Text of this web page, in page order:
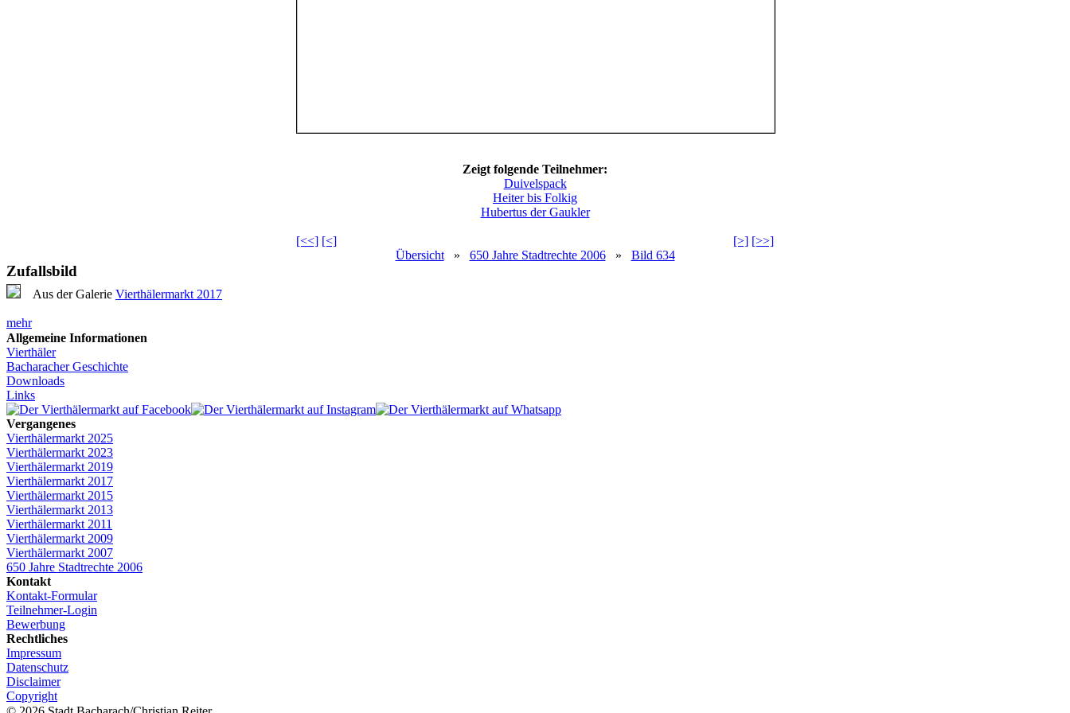
Zeigt folgende Teilnehmer:
Duivelspack
Heiter bis Folkig
Hubertus der Gaukler
[<<] [<] [>] [>>]
Übersicht» 650 Jahre Stadtrechte 2006» Bild 634
Zufallsbild
Aus der Galerie Vierthälermarkt 2017
mehr
Allgemeine Informationen
Vierthäler
Bacharacher Geschichte
Downloads
Links
Vergangenes
Vierthälermarkt 2025
Vierthälermarkt 2023
Vierthälermarkt 2019
Vierthälermarkt 2017
Vierthälermarkt 2015
Vierthälermarkt 2013
Vierthälermarkt 2011
Vierthälermarkt 2009
Vierthälermarkt 2007
650 Jahre Stadtrechte 2006
Kontakt
Kontakt-Formular
Teilnehmer-Login
Bewerbung
Rechtliches
Impressum
Datenschutz
Disclaimer
Copyright